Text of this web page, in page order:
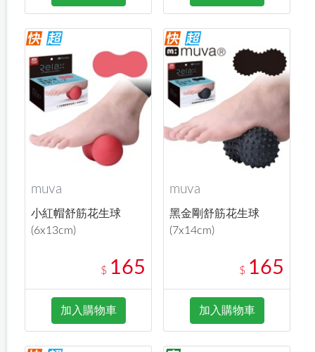
muva
小紅帽舒筋花生球
(6x13cm)
$ 165
加入購物車
muva
黑金剛舒筋花生球
(7x14cm)
$ 165
加入購物車